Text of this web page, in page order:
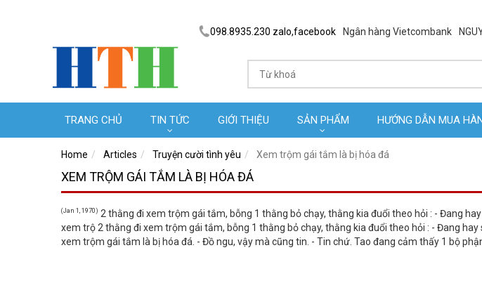
098.8935.230 zalo,facebook Ngân hàng Vietcombank
TRANG CHỦ TIN TỨC GIỚI THIỆU SẢN PHẨM HƯỚNG DẪN MUA
Home Articles Truyện cười tình yêu Xem trộm gái tắm là bị hóa đá
XEM TRỘM GÁI TẮM LÀ BỊ HÓA ĐÁ
(Jan 1, 1970) 2 thằng đi xem trộm gái tắm, bỗng 1 thằng bỏ chạy, thằng kia đuổi theo hỏi : - Đang
xem trộ 2 thằng đi xem trộm gái tắm, bỗng 1 thằng bỏ chạy, thằng kia đuổi theo hỏi : - Đang hay
xem trộm gái tắm là bị hóa đá. - Đồ ngu, vậy mà cũng tin. - Tin chứ. Tao đang cảm thấy 1 bộ